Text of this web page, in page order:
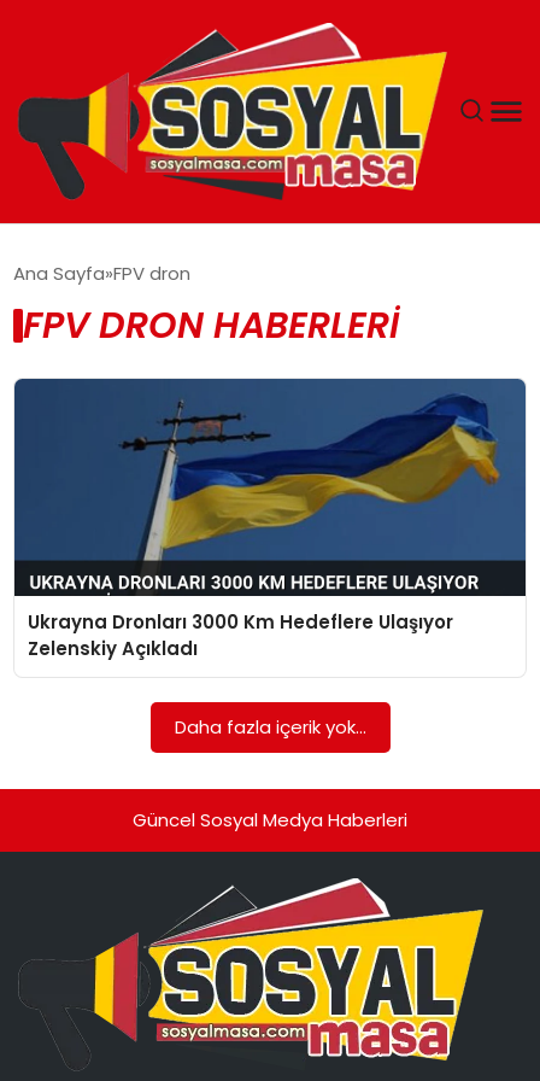
EKONOMI
GÜNCEL
TEKNOLOJI
SPOR
GÜNDEM
Ana Sayfa FPV dron
FPV DRON HABERLERI
Ukrayna Dronları 3000 Km Hedeflere Ulaşıyor
Zelenskiy Açıkladı
Daha fazla içerik yok...
Güncel Sosyal Medya Haberleri